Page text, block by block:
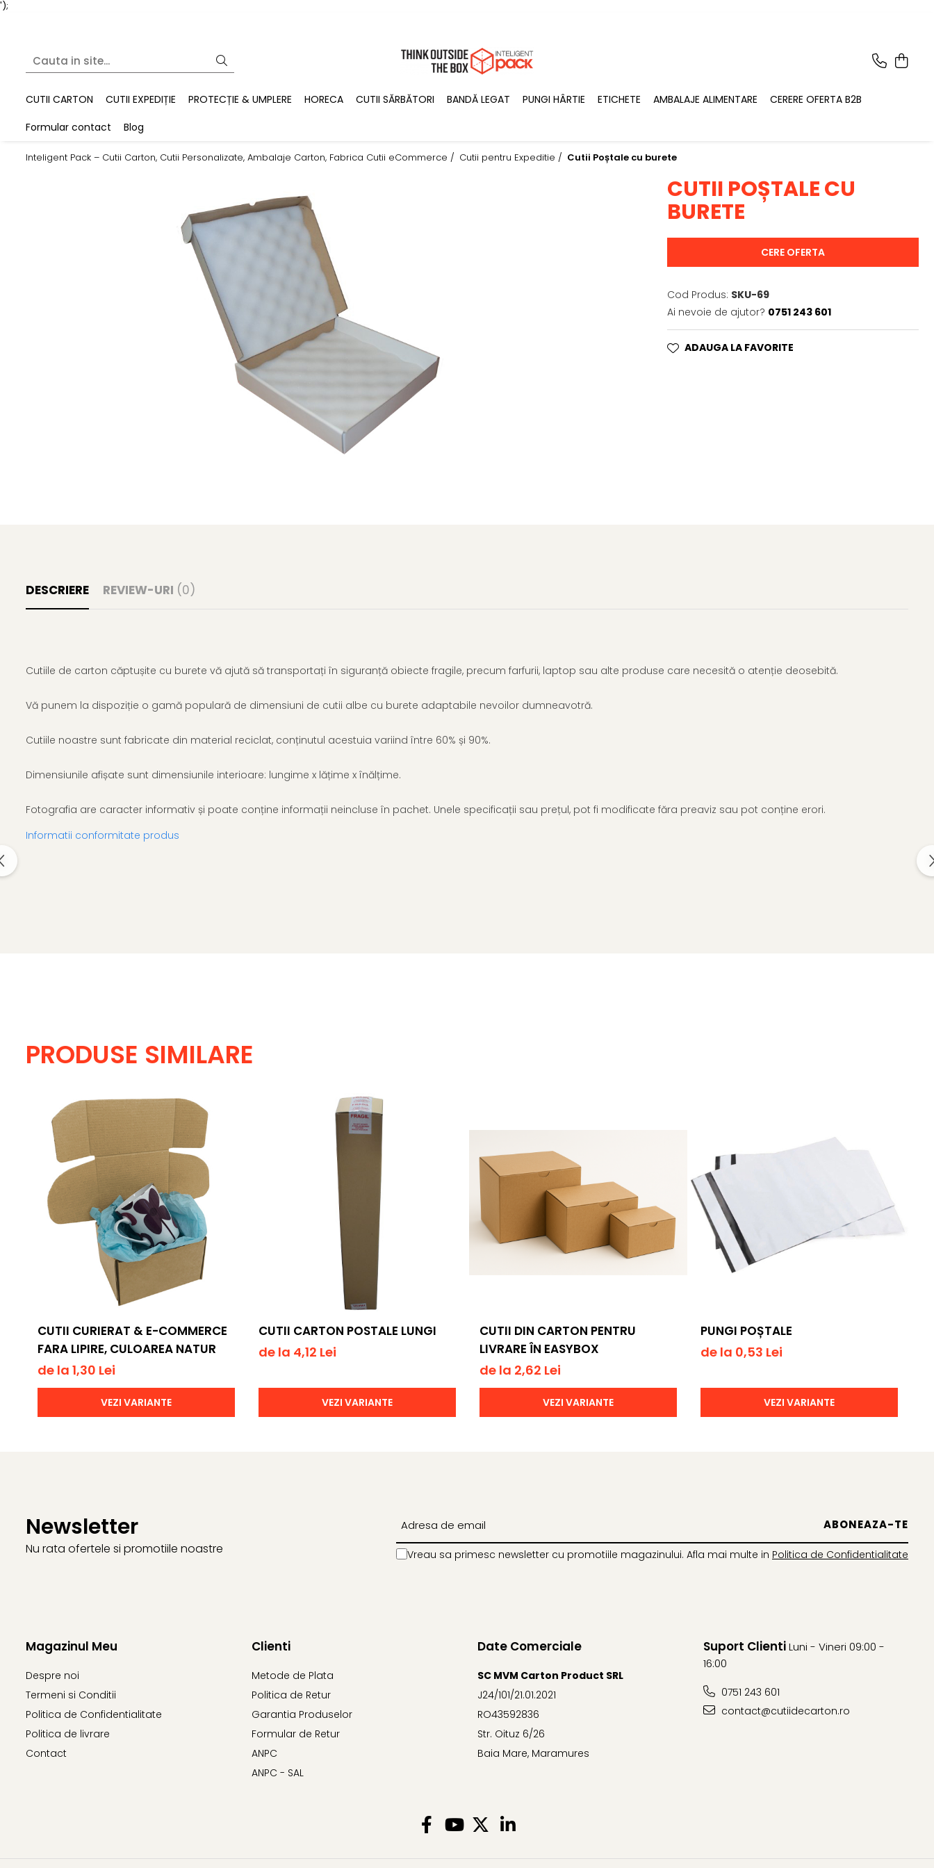
');
CUTII CARTON CUTII EXPEDIȚIE PROTECȚIE & UMPLERE HORECA CUTII SĂRBĂTORI BANDĂ LEGAT PUNGI HÂRTIE ETICHETE AMBALAJE ALIMENTARE
CERERE OFERTA B2B
Formular contact
Blog
Inteligent Pack – Cutii Carton, Cutii Personalizate, Ambalaje Carton, Fabrica Cutii eCommerce / Cutii pentru Expeditie / Cutii Poștale cu burete
CUTII POȘTALE CU
BURETE
CERE OFERTA
Cod Produs: SKU-69
Ai nevoie de ajutor? 0751 243 601
ADAUGA LA FAVORITE
DESCRIERE REVIEW-URI (0)
Cutiile de carton căptușite cu burete vă ajută să transportați în siguranță obiecte fragile, precum farfurii, laptop sau alte produse care necesită o atenție deosebită.
Vă punem la dispoziție o gamă populară de dimensiuni de cutii albe cu burete adaptabile nevoilor dumneavotră.
Cutiile noastre sunt fabricate din material reciclat, conținutul acestuia variind între 60% și 90%.
Dimensiunile afișate sunt dimensiunile interioare: lungime x lățime x înălțime.
Fotografia are caracter informativ și poate conține informații neincluse în pachet. Unele specificații sau prețul, pot fi modificate făra preaviz sau pot conține erori.
Informatii conformitate produs
PRODUSE SIMILARE
CUTII CURIERAT & E-COMMERCE
FARA LIPIRE, CULOAREA NATUR
de la 1,30 Lei
VEZI VARIANTE
CUTII CARTON POSTALE LUNGI
de la 4,12 Lei
VEZI VARIANTE
CUTII DIN CARTON PENTRU
LIVRARE ÎN EASYBOX
de la 2,62 Lei
VEZI VARIANTE
PUNGI POȘTALE
de la 0,53 Lei
VEZI VARIANTE
Newsletter
Nu rata ofertele si promotiile noastre Vreau sa primesc newsletter cu promotiile magazinului. Afla mai multe in Politica de Confidentialitate
Magazinul Meu
Despre noi
Termeni si Conditii
Politica de Confidentialitate
Politica de livrare
Contact
Clienti
Metode de Plata
Politica de Retur
Garantia Produselor
Formular de Retur
ANPC
ANPC - SAL
Date Comerciale
SC MVM Carton Product SRL
J24/101/21.01.2021
RO43592836
Str. Oituz 6/26
Baia Mare, Maramures
Suport ClientiLuni - Vineri 09:00 -
16:00
0751 243 601
contact@cutiidecarton.ro